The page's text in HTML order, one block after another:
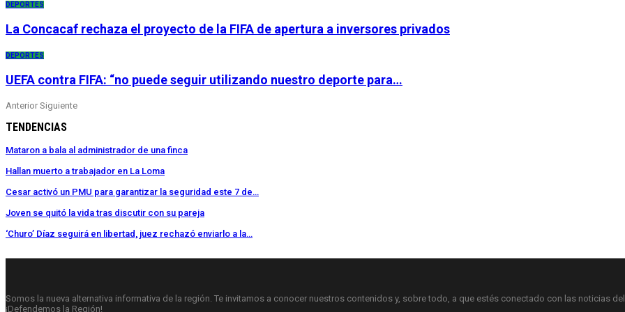
DEPORTES
La Concacaf rechaza el proyecto de la FIFA de apertura a inversores privados
DEPORTES
UEFA contra FIFA: “no puede seguir utilizando nuestro deporte para…
Anterior Siguiente
TENDENCIAS
Mataron a bala al administrador de una finca
Hallan muerto a trabajador en La Loma
Cesar activó un PMU para garantizar la seguridad este 7 de…
Joven se quitó la vida tras discutir con su pareja
‘Churo’ Díaz seguirá en libertad, juez rechazó enviarlo a la…
Somos la nueva alternativa informativa de la región. Te invitamos a conocer nuestros contenidos y, sobre todo, a que estés conectado con las noticias del
¡Defendemos la Región!